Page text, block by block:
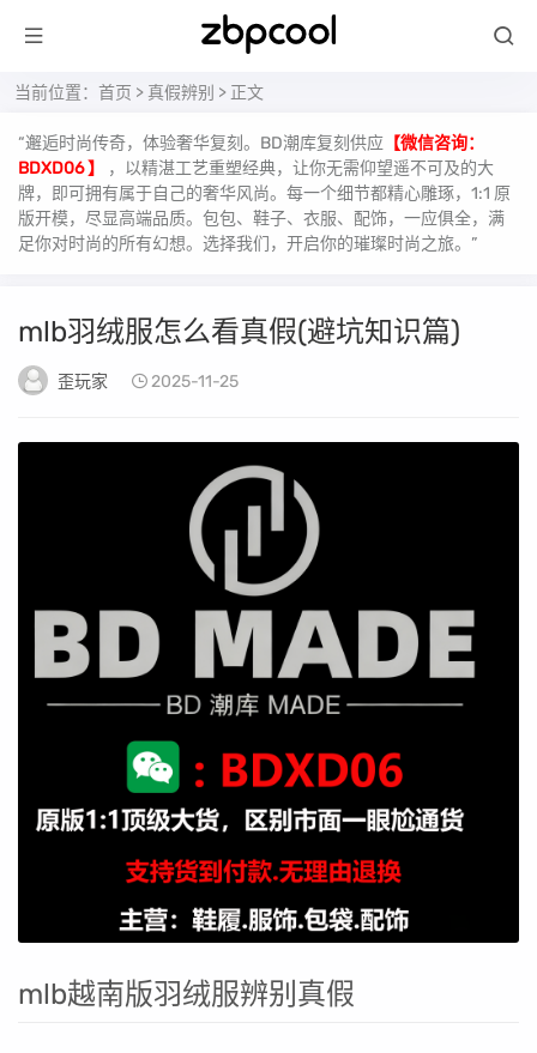
当前位置： 首页 > 真假辨别 > 正文
“邂逅时尚传奇，体验奢华复刻。BD潮库复刻供应 【微信咨询：
BDXD06 】
，以精湛工艺重塑经典，让你无需仰望遥不可及的大
牌，即可拥有属于自己的奢华风尚。每一个细节都精心雕琢，1:1 原
版开模，尽显高端品质。包包、鞋子、衣服、配饰，一应俱全，满
足你对时尚的所有幻想。选择我们，开启你的璀璨时尚之旅。”
mlb羽绒服怎么看真假(避坑知识篇)
歪玩家 2025-11-25
mlb越南版羽绒服辨别真假